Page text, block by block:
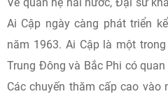
Ai Cập ngày càng phát triển
năm 1963. Ai Cập là một
Trung Đông và Bắc Phi có
Các chuyến thăm cấp cao